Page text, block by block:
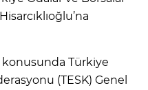
konusunda Türkiye
(TESK) Genel